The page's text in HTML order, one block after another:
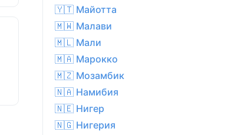
🇾🇹 Майотта
🇲🇼 Малави
🇲🇱 Мали
🇲🇦 Марокко
🇲🇿 Мозамбик
🇳🇦 Намибия
🇳🇪 Нигер
🇳🇬 Нигерия